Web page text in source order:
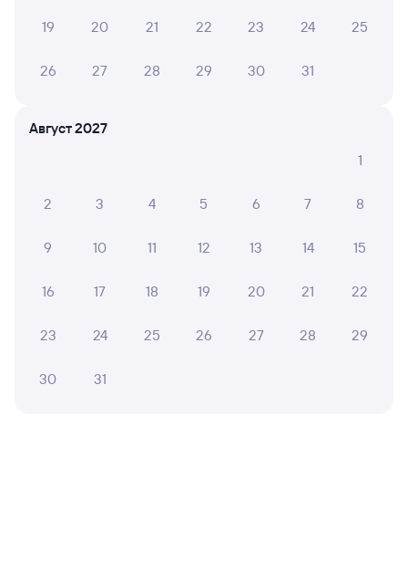
Цена жд билета Вязники — Сириус (Олимпийский
А ещё здесь можно найти
19 20 21 22 23 24 25
26 27 28 29 30 31
Август 2027
1
2 3 4 5 6 7 8
9 10 11 12 13 14 15
16 17 18 19 20 21 22
23 24 25 26 27 28 29
30 31